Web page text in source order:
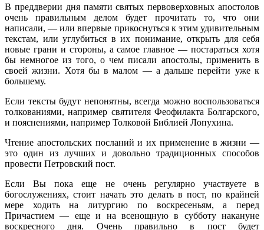
В преддверии дня памяти святых первоверховных апостолов
очень правильным делом будет прочитать то, что они
написали, — или впервые прикоснуться к этим удивительным
текстам, или углубиться в их понимание, открыть для себя
новые грани и стороны, а самое главное — постараться хотя
бы немногое из того, о чем писали апостолы, применить в
своей жизни. Хотя бы в малом — а дальше перейти уже к
большему.
Если тексты будут непонятны, всегда можно воспользоваться
толкованиями, например святителя Феофилакта Болгарского,
и пояснениями, например Толковой Библией Лопухина.
Чтение апостольских посланий и их применение в жизни —
это один из лучших и довольно традиционных способов
провести Петровский пост.
Если Вы пока еще не очень регулярно участвуете в
богослужениях, стоит начать это делать в пост, по крайней
мере ходить на литургию по воскресеньям, а перед
Причастием — еще и на всенощную в субботу накануне
воскресного дня. Очень правильно в пост будет